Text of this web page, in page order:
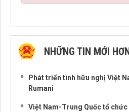
NHỮNG TIN MỚI
Phát triển tình hữu nghị Việt
Rumani
Việt Nam-Trung Quốc tổ chức